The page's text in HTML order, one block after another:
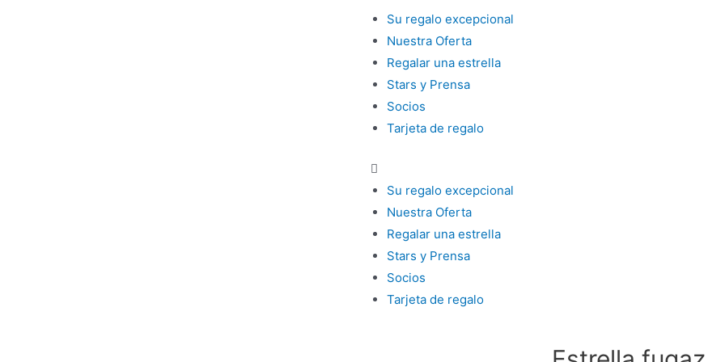
Su regalo excepcional
Nuestra Oferta
Regalar una estrella
Stars y Prensa
Socios
Tarjeta de regalo
Su regalo excepcional
Nuestra Oferta
Regalar una estrella
Stars y Prensa
Socios
Tarjeta de regalo